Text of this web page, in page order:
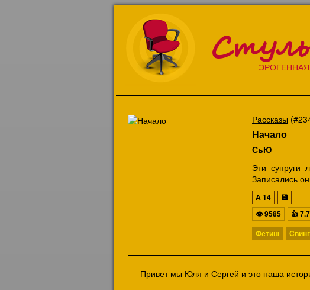
Рассказы
Начало
СьЮ
Эти супруги
Записались
A14
💾
👁9585 👍
Фетиш
Привет мы Юля и Сергей и это наша